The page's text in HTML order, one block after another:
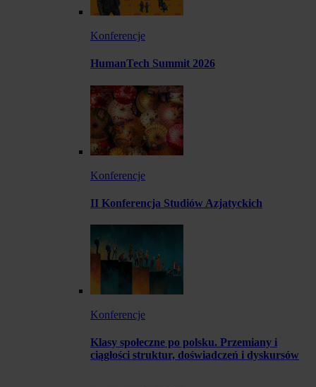
Konferencje
HumanTech Summit 2026
Konferencje
II Konferencja Studiów Azjatyckich
Konferencje
Klasy społeczne po polsku. Przemiany i
ciągłości struktur, doświadczeń i dyskursów